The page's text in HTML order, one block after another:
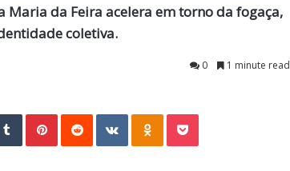
Maria da Feira acelera em torno da fogaça,
coletiva.
0
1 minute read
Tumblr VKontakte